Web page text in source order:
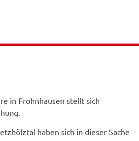
in Frohnhausen stellt sich
haben sich in dieser Sache